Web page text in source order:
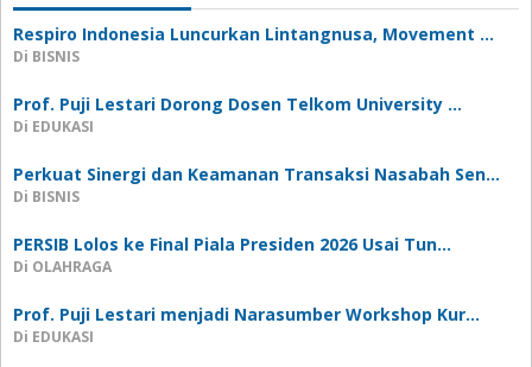
Respiro Indonesia Luncurkan Lintangnusa, Movement …
Di BISNIS
Prof. Puji Lestari Dorong Dosen Telkom University …
Di EDUKASI
Perkuat Sinergi dan Keamanan Transaksi Nasabah Sen…
Di BISNIS
PERSIB Lolos ke Final Piala Presiden 2026 Usai Tun…
Di OLAHRAGA
Prof. Puji Lestari menjadi Narasumber Workshop Kur…
Di EDUKASI